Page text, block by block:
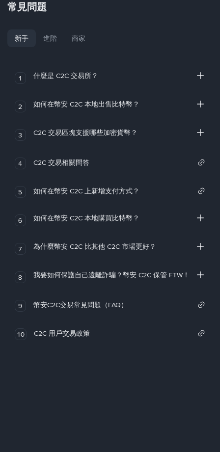
常見問題
新手 進階 商家
1 什麼是 C2C 交易所？
2 如何在幣安 C2C 本地出售比特幣？
3 C2C 交易區塊支援哪些加密貨幣？
4 C2C 交易相關問答
5 如何在幣安 C2C 上新增支付方式？
6 如何在幣安 C2C 本地購買比特幣？
7 為什麼幣安 C2C 比其他 C2C 市場更好？
8 我要如何保護自己遠離詐騙？幣安 C2C 保管 FTW！
9 幣安C2C交易常見問題（FAQ）
10 C2C 用戶交易政策